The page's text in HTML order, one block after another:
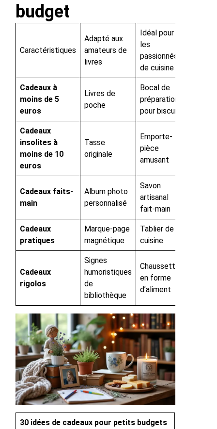
budget
Caractéristiques
Adapté aux
amateurs de
livres
Idéal pour
les
passionnés
de cuisine
Cadeaux à
moins de 5
euros
Livres de
poche
Bocal de
préparation
pour biscuit
Cadeaux
insolites à
moins de 10
euros
Tasse
originale
Emporte-
pièce
amusant
Cadeaux faits-
main
Album photo
personnalisé
Savon
artisanal
fait-main
Cadeaux
pratiques
Marque-page
magnétique
Tablier de
cuisine
Cadeaux
rigolos
Signes
humoristiques
de
bibliothèque
Chaussettes
en forme
d’aliment
30 idées de cadeaux pour petits budgets